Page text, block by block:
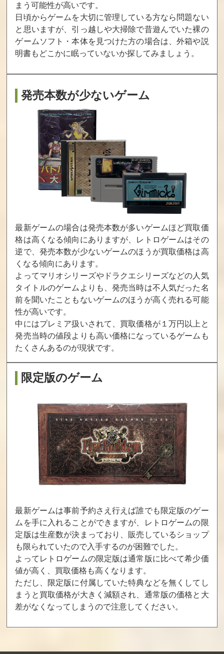
買取価格
400
買取価格
400 400
赤ずきん
買取価格
オフワールド・
ー
買取価格
スーパーストリ
X
おやじハンター
買取価格
400
プロスタジアム
買取価格
400 400
ドラえもんズ
買取価格
400
ダウン
買取価格
400
買取価格
400
モンタナ・ジョ
ーンズ
買取価格
355
パズルボブル
買取価格
304
誕生Debut PURE
買取価格
300
ゃん パズル大
魔王
300
ク
300
買取価格
300
ムーンクレイド
ル 異形の花嫁
買取価格
ボールズ・ザ・
ディレクター
ズ・カット
買取価格
幽☆遊☆白書
買取価格
ロードラッシュ
買取価格
260
ヘンゼルとグレ
ーテル
買取価格
250
アウターワール
ド
買取価格
グレートサッカ
ゴールFH
マーフィーだよ
まう可能性が高いです。
日頃からゲームを大切に管理している方なら問題ない
と思いますが、引っ越しや大掃除で昔遊んでいた裸の
ゲームソフト・本体を見つけた方の場合は、外箱や説
明書もどこかに眠っていないか探してみましょう。
発売本数が少ないゲーム
最新ゲームの場合は発売本数が多いゲームほど買取価
格は高くなる傾向にありますが、レトロゲームはその
逆で、発売本数が少ないゲームのほうが買取価格は高
くなる傾向にあります。
よってマリオシリーズやドラクエシリーズなどの人気
タイトルのゲームよりも、発売当時は不人気だった名
前を聞いたこともないゲームのほうが高く売れる可能
性が高いです。
中にはプレミア扱いされて、買取価格が１万円以上と
発売当時の値段よりも高い価格になっているゲームも
たくさんあるのが現状です。
限定版のゲーム
最新ゲームは事前予約さえ行えば誰でも限定版のゲー
ムを手に入れることができますが、レトロゲームの限
定版は生産数が決まっており、販売しているショップ
も限られていたので入手するのが困難でした。
よってレトロゲームの限定版は通常版に比べて希少価
値が高く、買取価格も高くなります。
ただし、限定版に付属していた特典などを無くしてし
まうと買取価格が大きく減額され、通常版の価格と大
差がなくなってしまうので注意してください。